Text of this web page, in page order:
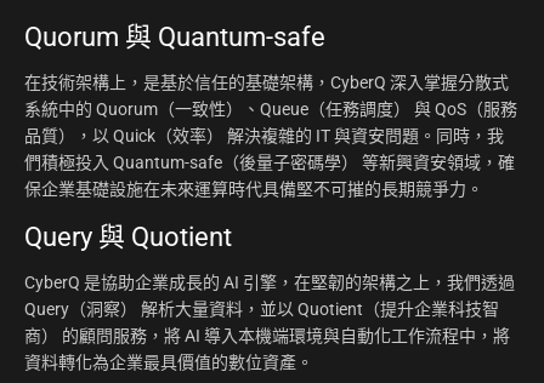
Quorum 與 Quantum-safe
在技術架構上，是基於信任的基礎架構，CyberQ 深入掌握分散式
系統中的 Quorum（一致性）、Queue（任務調度） 與 QoS（服務
品質），以 Quick（效率） 解決複雜的 IT 與資安問題。同時，我
們積極投入 Quantum-safe（後量子密碼學） 等新興資安領域，確
保企業基礎設施在未來運算時代具備堅不可摧的長期競爭力。
Query 與 Quotient
CyberQ 是協助企業成長的 AI 引擎，在堅韌的架構之上，我們透過
Query（洞察） 解析大量資料，並以 Quotient（提升企業科技智
商） 的顧問服務，將 AI 導入本機端環境與自動化工作流程中，將
資料轉化為企業最具價值的數位資產。